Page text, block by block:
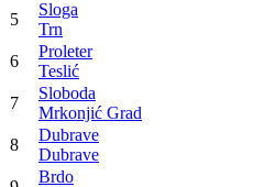
Potkozarje
Sloga
1
3
Dubrave
Tabela
Tim
Tekstilac
Derventa